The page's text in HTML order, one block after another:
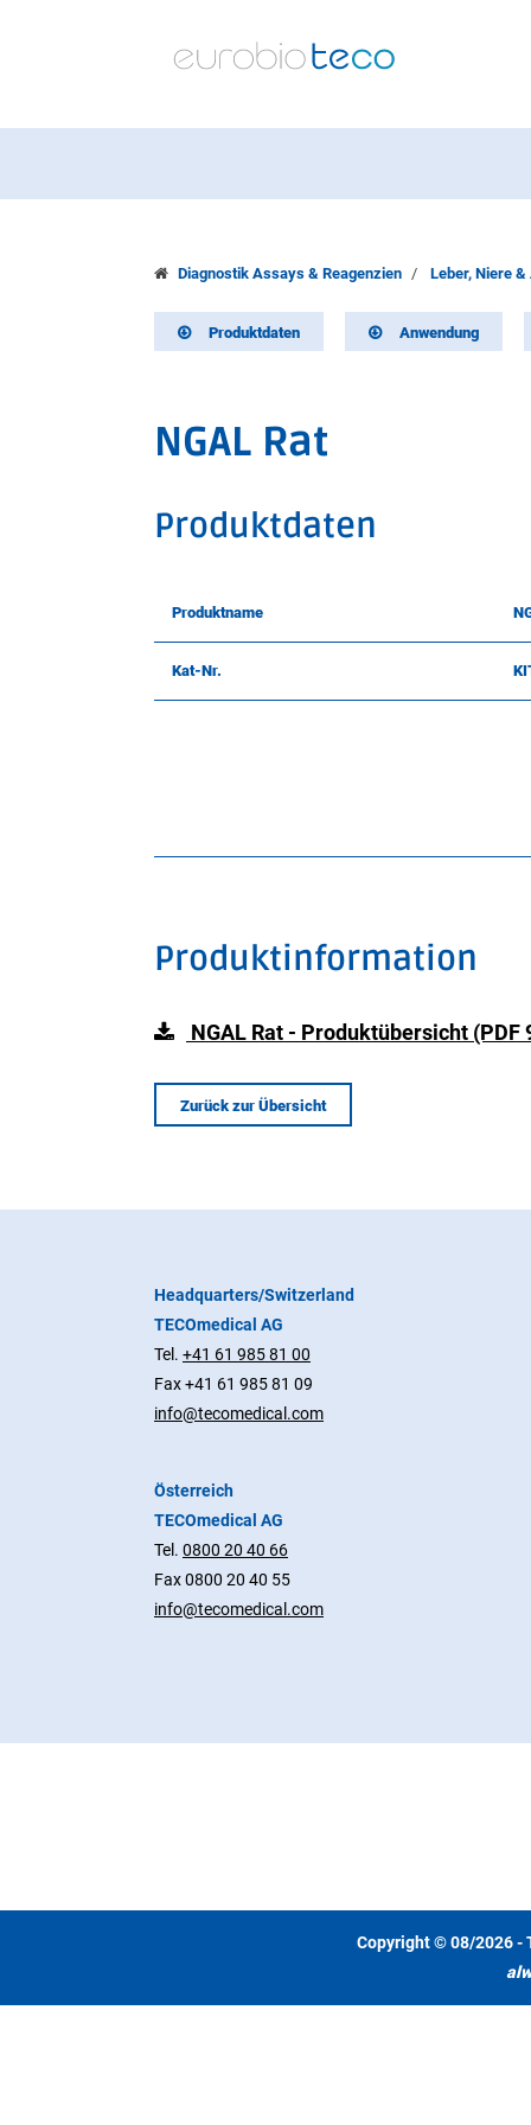
Diagnostik Assays & Reagenzien Leber, Niere
Produktdaten Anwendung
NGAL Rat
Produktdaten
Produktname
Kat-Nr.
Produktinformation
NGAL Rat - Produktübersicht (PDF
Zurück zur Übersicht
Headquarters/Switzerland
TECOmedical AG
Tel. +41 61 985 81 00
Fax +41 61 985 81 09
info@tecomedical.com
Österreich
TECOmedical AG
Tel. 0800 20 40 66
Fax 0800 20 40 55
info@tecomedical.com
Copyright © 08/2026 -